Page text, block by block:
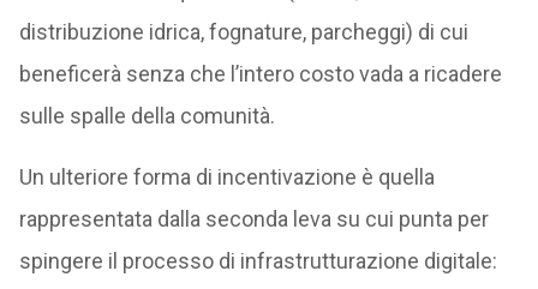
distribuzione idrica, fognature, parcheggi) di cui
beneficerà senza che l’intero costo vada a ricadere
sulle spalle della comunità.
Un ulteriore forma di incentivazione è quella
rappresentata dalla seconda leva su cui punta per
spingere il processo di infrastrutturazione digitale: